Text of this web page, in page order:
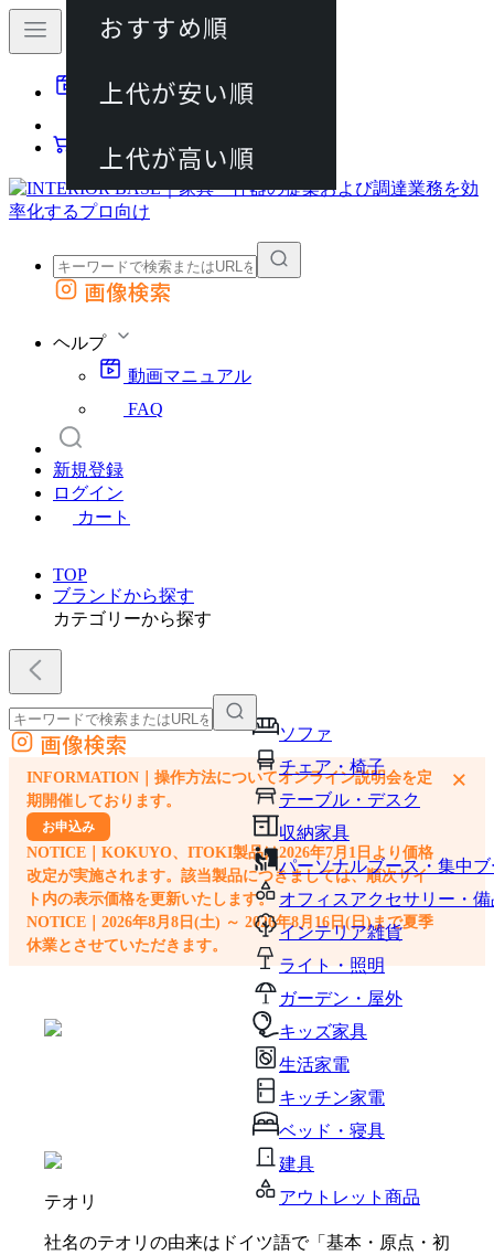
動画マニュアル
カート
外部サイトの商品をカートに追加
画像検索
ヘルプ
動画マニュアル
FAQ
新規登録
ログイン
カート
TOP
ブランドから探す
カテゴリーから探す
ソファ
チェア・椅子
テーブル・デスク
収納家具
パーソナルブース・集中
オフィスアクセサリー・備
インテリア雑貨
ライト・照明
ガーデン・屋外
キッズ家具
生活家電
キッチン家電
ベッド・寝具
建具
アウトレット商品
外部サイトの商品をカートに追加
他のサイトで見つけた商品ページのURLを貼り付けて、カートに追加できます
画像検索
INFORMATION｜操作方法についてオンライン説明会を定
期開催しております。
お申込み
NOTICE｜KOKUYO、ITOKI製品は2026年7月1日より価格
改定が実施されます。該当製品につきましては、順次サイ
ト内の表示価格を更新いたします。
NOTICE｜2026年8月8日(土) ～ 2026年8月16日(日)まで夏季
休業とさせていただきます。
×
テオリ
社名のテオリの由来はドイツ語で「基本・原点・初
おすすめ順
上代が安い順
上代が高い順